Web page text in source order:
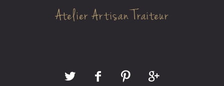
Atelier Artisan Traiteur